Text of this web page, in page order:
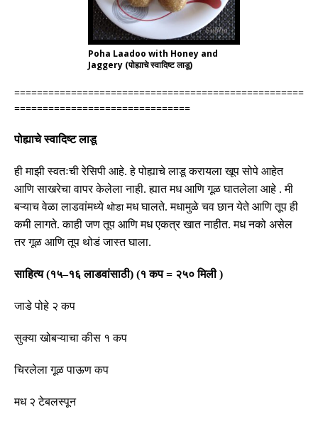
Poha Laadoo with Honey and
Jaggery (पोह्याचे स्वादिष्ट लाडू)
===================================================
===============================
पोह्याचे स्वादिष्ट लाडू
ही माझी स्वतःची रेसिपी आहे. हेपोह्याचे लाडू करायला खूप सोपे आहेत
आणि साखरेचा वापर केलेला नाही.ह्यात मध आणि गूळ घातलेला आहे .मी
बऱ्याच वेळा लाडवांमध्ये थोडामध घालते.मधामुळे चव छान येते आणि तूप ही
कमी लागते.काही जण तूप आणि मध एकत्र खात नाहीत.मध नको असेल
तर गूळ आणि तूप थोडं जास्त घाला.
साहित्य (१५–१६ लाडवांसाठी) (१ कप= २५० मिली)
जाडे पोहे २ कप
सुक्या खोबऱ्याचा कीस १ कप
चिरलेला गूळ पाऊण कप
मध २ टेबलस्पून